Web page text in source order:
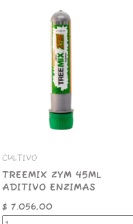
CULTIVO
TREEMIX ZYM 45ML
ADITIVO ENZIMAS
$ 7.056,00